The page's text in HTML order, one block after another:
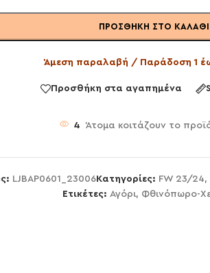
ΠΡΟΣΘΉΚΗ ΣΤΟ ΚΑΛΆΘΙ
Άμεση παραλαβή / Παράδοση 1
Προσθήκη στα αγαπημένα
4 Άτομα κοιτάζουν το
LJBAP0601_23006Κατηγορίες: FW 23/24,
Ετικέτες: Αγόρι, Φθινόπωρο-